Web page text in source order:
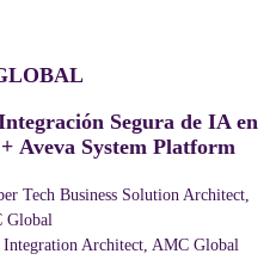
Segura de IA en
Aveva System Platform
Tech Business Solution Architect,
Global
Architect, AMC Global